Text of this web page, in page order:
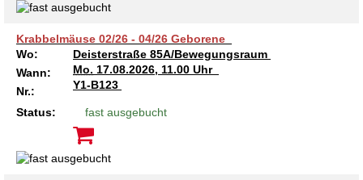
Krabbelmäuse 02/26 - 04/26 Geborene
Wo:
Deisterstraße 85A/Bewegungsraum
Wann:
Mo. 17.08.2026, 11.00 Uhr
Nr.:
Y1-B123
Status: fast ausgebucht